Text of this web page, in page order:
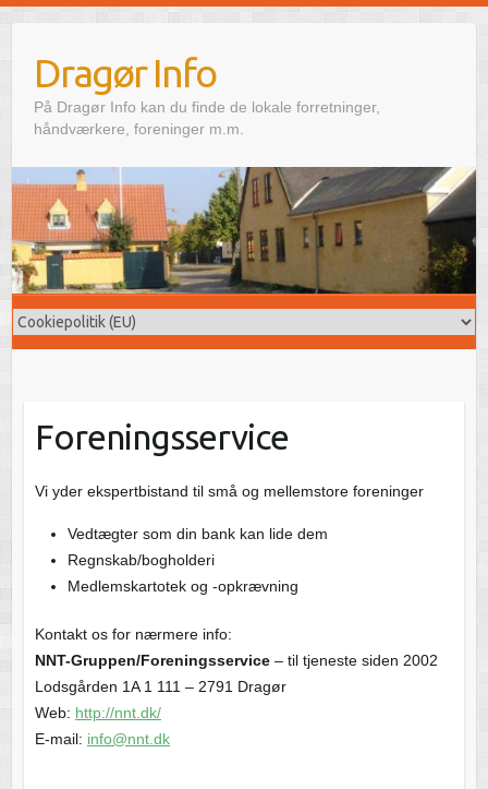
Dragør Info
På Dragør Info kan du finde de lokale forretninger,
håndværkere, foreninger m.m.
Foreningsservice
Vi yder ekspertbistand til små og mellemstore foreninger
Vedtægter som din bank kan lide dem
Regnskab/bogholderi
Medlemskartotek og -opkrævning
Kontakt os for nærmere info:
NNT-Gruppen/Foreningsservice – til tjeneste siden 2002
Lodsgården 1A 1 111 – 2791 Dragør
Web: http://nnt.dk/
E-mail: info@nnt.dk